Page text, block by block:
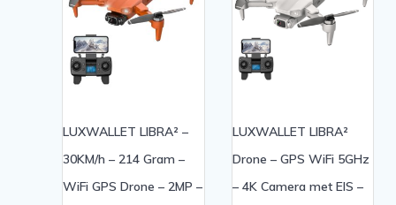
LUXWALLET LIBRA² –
30KM/h – 214 Gram –
WiFi GPS Drone – 2MP –
LUXWALLET LIBRA²
Drone – GPS WiFi 5GHz
– 4K Camera met EIS –